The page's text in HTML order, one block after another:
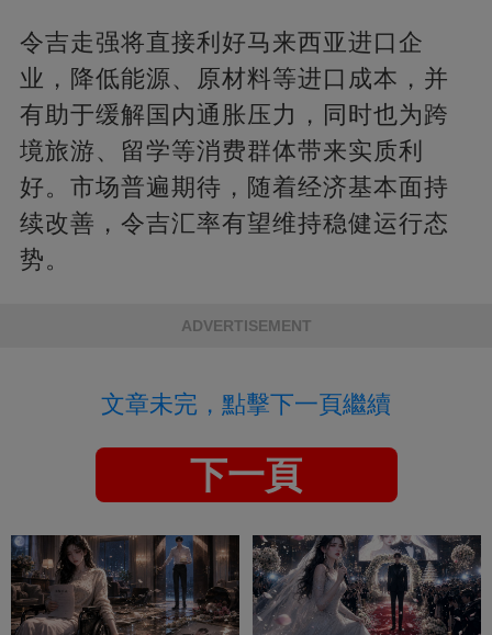
令吉走强将直接利好马来西亚进口企
业，降低能源、原材料等进口成本，并
有助于缓解国内通胀压力，同时也为跨
境旅游、留学等消费群体带来实质利
好。市场普遍期待，随着经济基本面持
续改善，令吉汇率有望维持稳健运行态
势。​
ADVERTISEMENT
文章未完，點擊下一頁繼續
下一頁